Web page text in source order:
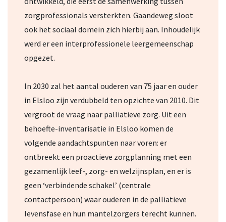
zorgprofessionals versterkten. Gaandeweg sloot
ook het sociaal domein zich hierbij aan. Inhoudelijk
werd er een interprofessionele leergemeenschap
opgezet.
In 2030 zal het aantal ouderen van 75 jaar en ouder
in Elsloo zijn verdubbeld ten opzichte van 2010. Dit
vergroot de vraag naar palliatieve zorg. Uit een
behoefte-inventarisatie in Elsloo komen de
volgende aandachtspunten naar voren: er
ontbreekt een proactieve zorgplanning met een
gezamenlijk leef-, zorg- en welzijnsplan, en er is
geen ‘verbindende schakel’ (centrale
contactpersoon) waar ouderen in de palliatieve
levensfase en hun mantelzorgers terecht kunnen.